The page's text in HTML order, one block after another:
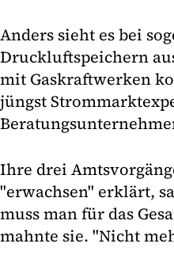
Anders sieht es bei
Druckluftspeichern
mit Gaskraftwerken
jüngst
Ihre drei
"erwachsen" erklärt,
muss man für das
mahnte sie. "Nicht